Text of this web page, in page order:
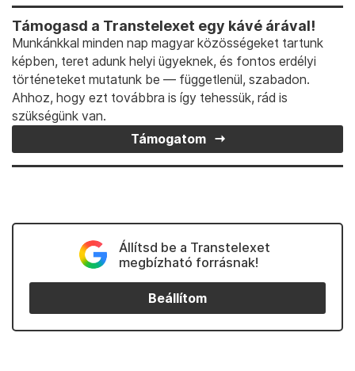
Támogasd a Transtelexet egy kávé árával!
Munkánkkal minden nap magyar közösségeket tartunk
képben, teret adunk helyi ügyeknek, és fontos erdélyi
történeteket mutatunk be — függetlenül, szabadon.
Ahhoz, hogy ezt továbbra is így tehessük, rád is
szükségünk van.
Támogatom
Állítsd be a Transtelexet
megbízható forrásnak!
Beállítom